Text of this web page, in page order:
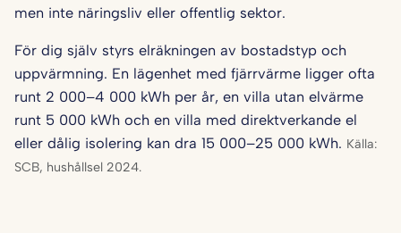
men inte näringsliv eller offentlig sektor.
För dig själv styrs elräkningen av bostadstyp och
uppvärmning. En lägenhet med fjärrvärme ligger ofta
runt 2 000–4 000 kWh per år, en villa utan elvärme
runt 5 000 kWh och en villa med direktverkande el
eller dålig isolering kan dra 15 000–25 000 kWh. Källa:
SCB, hushållsel 2024.